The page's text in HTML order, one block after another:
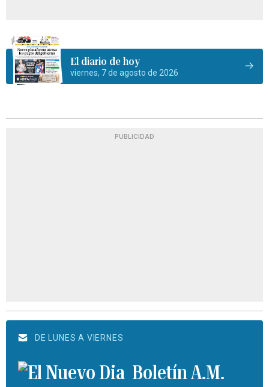
El diario de hoy
viernes, 7 de agosto de 2026
PUBLICIDAD
DE LUNES A VIERNES
Boletín A.M.